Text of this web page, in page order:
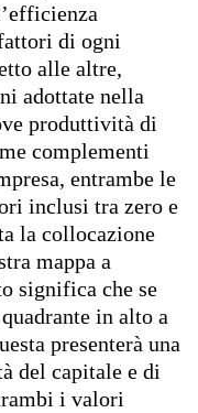
di ogni
alle altre,
adottate nella
produttività di
complementi
entrambe le
inclusi tra zero e
la collocazione
mappa a
significa che se
in alto a
presenterà una
del capitale e di
i valori